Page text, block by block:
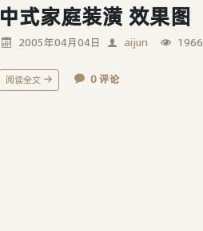
中式家庭装潢 效果图
2005年04月04日 aijun 1966
阅读全文 0 评论